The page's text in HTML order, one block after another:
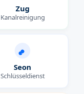
Zug
Kanalreinigung
Seon
Schlüsseldienst